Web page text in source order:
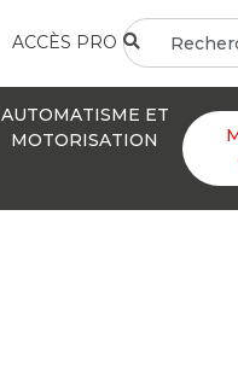
ACCÈS PRO
AUTOMATISME ET
MOTORISATION